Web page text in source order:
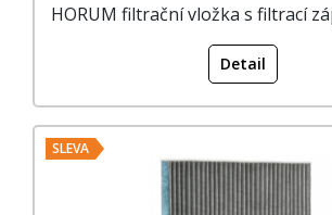
HORUM filtrační vložka s filtrací
Detail
SLEVA